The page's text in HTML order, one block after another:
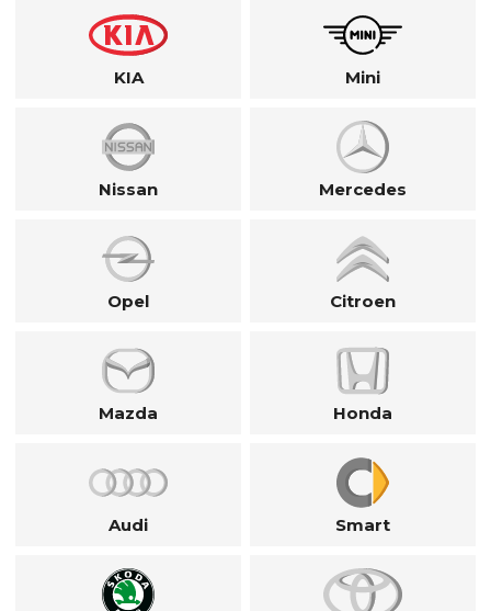
KIA Mini
Nissan Mercedes
Opel Citroen
Mazda Honda
Audi Smart